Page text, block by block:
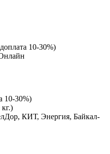
10-30%)
10-30%)
КИТ, Энергия, Байкал-